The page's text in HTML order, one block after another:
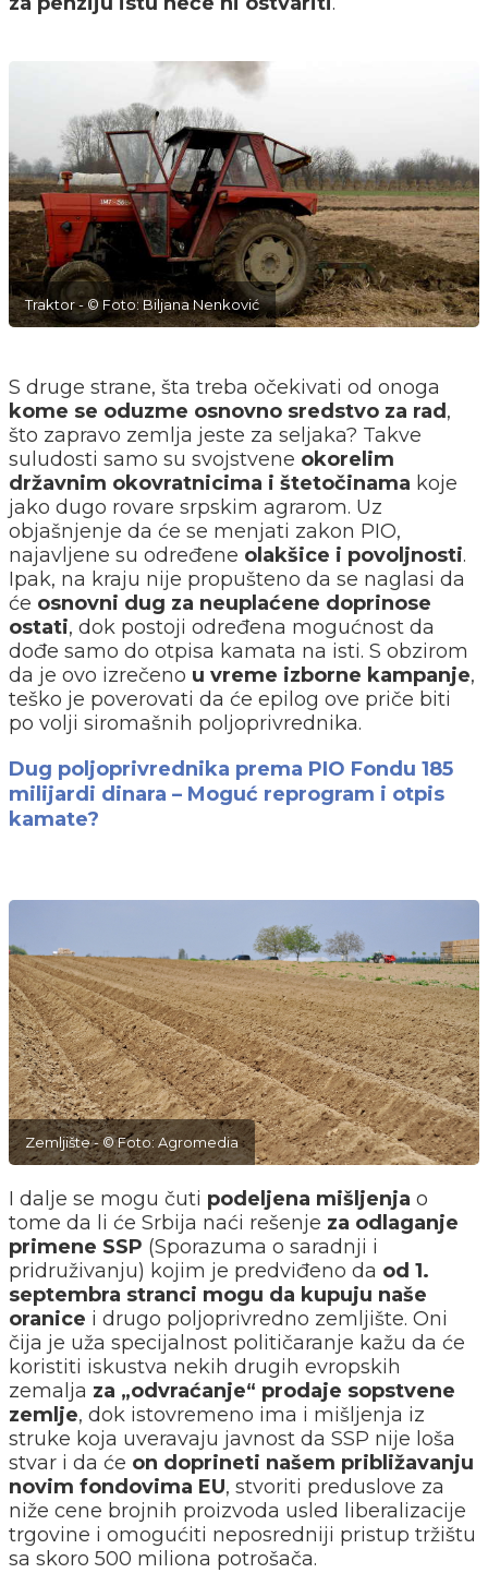
Traktor - © Foto: Biljana Nenković
S druge strane, šta treba očekivati od onoga
kome se oduzme osnovno sredstvo za rad ,
što zapravo zemlja jeste za seljaka? Takve
suludosti samo su svojstvene okorelim
državnim okovratnicima i štetočinama koje
jako dugo rovare srpskim agrarom. Uz
objašnjenje da će se menjati zakon PIO,
najavljene su određene olakšice i povoljnosti.
Ipak, na kraju nije propušteno da se naglasi da
će osnovni dug za neuplaćene doprinose
ostati, dok postoji određena mogućnost da
dođe samo do otpisa kamata na isti. S obzirom
da je ovo izrečeno u vreme izborne kampanje,
teško je poverovati da će epilog ove priče biti
po volji siromašnih poljoprivrednika.
Dug poljoprivrednika prema PIO Fondu 185
milijardi dinara – Moguć reprogram i otpis
kamate?
Zemljište - © Foto: Agromedia
I dalje se mogu čuti podeljena mišljenja o
tome da li će Srbija naći rešenje za odlaganje
primene SSP (Sporazuma o saradnji i
pridruživanju) kojim je predviđeno da od 1.
septembra stranci mogu da kupuju naše
oranice i drugo poljoprivredno zemljište. Oni
čija je uža specijalnost političaranje kažu da će
koristiti iskustva nekih drugih evropskih
zemalja za „odvraćanje“ prodaje sopstvene
zemlje, dok istovremeno ima i mišljenja iz
struke koja uveravaju javnost da SSP nije loša
stvar i da će on doprineti našem približavanju
novim fondovima EU, stvoriti preduslove za
niže cene brojnih proizvoda usled liberalizacije
trgovine i omogućiti neposredniji pristup tržištu
sa skoro 500 miliona potrošača.